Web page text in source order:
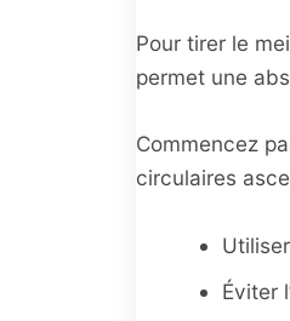
Pour tirer le
permet une
Commencez
circulaires
Éviter